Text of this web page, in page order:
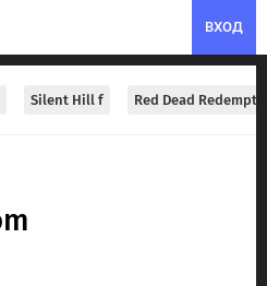
ВХОД
Silent Hill f Red Dead